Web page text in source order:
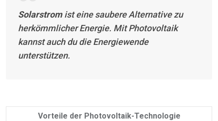
Solarstromist eine saubere Alternative zu
herkömmlicher Energie. Mit Photovoltaik
kannst auch du die Energiewende
unterstützen.
Vorteile der Photovoltaik-Technologie